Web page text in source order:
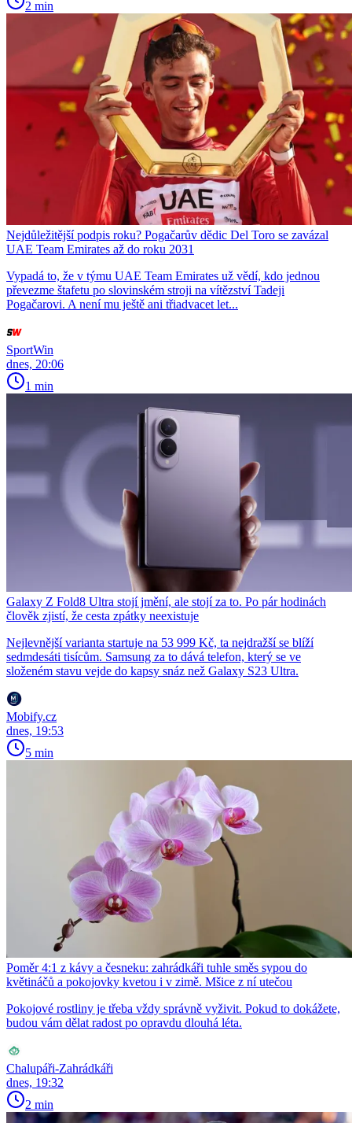
2 min
Nejdůležitější podpis roku? Pogačarův dědic Del Toro se zavázal
UAE Team Emirates až do roku 2031
Vypadá to, že v týmu UAE Team Emirates už vědí, kdo jednou
převezme štafetu po slovinském stroji na vítězství Tadeji
Pogačarovi. A není mu ještě ani třiadvacet let...
SportWin
dnes, 20:06
1 min
Galaxy Z Fold8 Ultra stojí jmění, ale stojí za to. Po pár hodinách
člověk zjistí, že cesta zpátky neexistuje
Nejlevnější varianta startuje na 53 999 Kč, ta nejdražší se blíží
sedmdesáti tisícům. Samsung za to dává telefon, který se ve
složeném stavu vejde do kapsy snáz než Galaxy S23 Ultra.
Mobify.cz
dnes, 19:53
5 min
Poměr 4:1 z kávy a česneku: zahrádkáři tuhle směs sypou do
květináčů a pokojovky kvetou i v zimě. Mšice z ní utečou
Pokojové rostliny je třeba vždy správně vyživit. Pokud to dokážete,
budou vám dělat radost po opravdu dlouhá léta.
Chalupáři-Zahrádkáři
dnes, 19:32
2 min